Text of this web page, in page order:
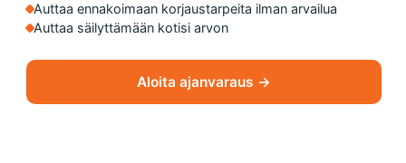
Auttaa ennakoimaan korjaustarpeita ilman arvailua
Auttaa säilyttämään kotisi arvon
Aloita ajanvaraus →